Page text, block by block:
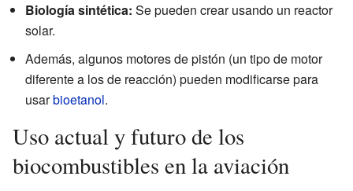
Biología sintética: Se pueden crear usando un reactor
solar.
Además, algunos motores de pistón (un tipo de motor
diferente a los de reacción) pueden modificarse para
usarbioetanol.
Uso actual y futuro de los
biocombustibles en la aviación